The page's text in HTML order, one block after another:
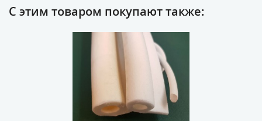
С этим товаром покупают также: